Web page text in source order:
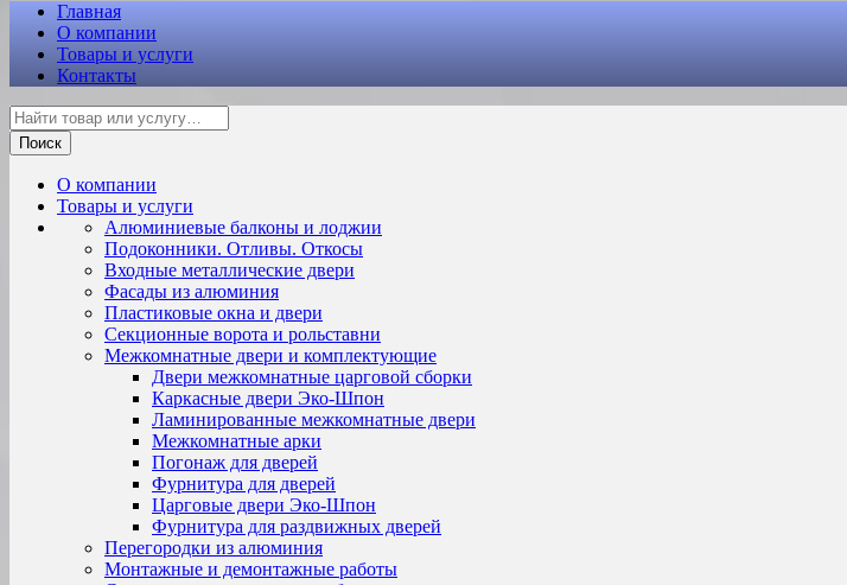
Главная
О компании
Товары и услуги
Контакты
Поиск
О компании
Товары и услуги
Алюминиевые балконы и лоджии
Подоконники. Отливы. Откосы
Входные металлические двери
Фасады из алюминия
Пластиковые окна и двери
Секционные ворота и рольставни
Межкомнатные двери и комплектующие
Двери межкомнатные царговой сборки
Каркасные двери Эко-Шпон
Ламинированные межкомнатные двери
Межкомнатные арки
Погонаж для дверей
Фурнитура для дверей
Царговые двери Эко-Шпон
Фурнитура для раздвижных дверей
Перегородки из алюминия
Монтажные и демонтажные работы